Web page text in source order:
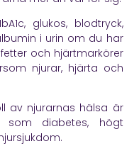
glukos, blodtryck,
i urin om du har
och hjärtmarkörer
njurar, hjärta och
av njurarnas hälsa är
som diabetes, högt